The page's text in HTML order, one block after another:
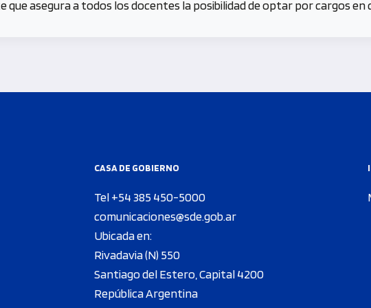
que asegura a todos los docentes la posibilidad de optar por cargos
CASA DE GOBIERNO
Tel +54 385 450-5000
comunicaciones@sde.gob.ar
Ubicada en:
Rivadavia (N) 550
Santiago del Estero, Capital 4200
República Argentina